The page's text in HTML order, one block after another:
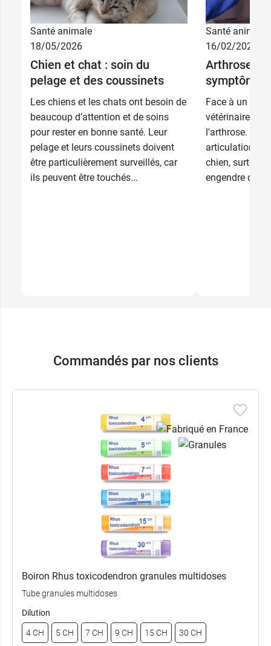
buvable Traumasédyl GA contusions pour
animaux.
Conditionnement :1 flacon de 125 ml
Santé animale
18/05/2026
Chien et chat : soin du
pelage et des coussinets
Les chiens et les chats ont besoin de
beaucoup d’attention et de soins
pour rester en bonne santé. Leur
pelage et leurs coussinets doivent
être particulièrement surveillés, car
ils peuvent être touchés...
Santé animale
16/02/2026
Arthrose
Face à un
vétérinaire
l'arthrose.
articulations
chien, surtout
engendre des
Commandés par nos clients
Boiron Rhus toxicodendron granules multidoses
Tube granules multidoses
Dilution
4 CH 5 CH 7 CH 9 CH 15 CH 30 CH